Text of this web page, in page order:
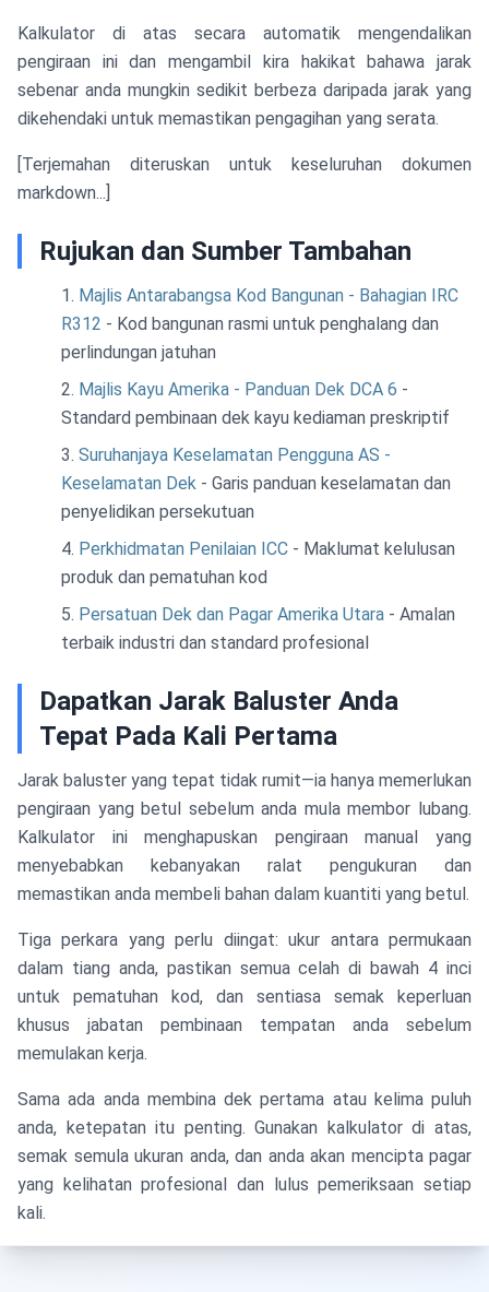
Kalkulator di atas secara automatik mengendalikan
pengiraan ini dan mengambil kira hakikat bahawa jarak
sebenar anda mungkin sedikit berbeza daripada jarak yang
dikehendaki untuk memastikan pengagihan yang serata.
[Terjemahan diteruskan untuk keseluruhan dokumen
markdown...]
Rujukan dan Sumber Tambahan
Majlis Antarabangsa Kod Bangunan - Bahagian IRC
R312 - Kod bangunan rasmi untuk penghalang dan
perlindungan jatuhan
Majlis Kayu Amerika - Panduan Dek DCA 6 -
Standard pembinaan dek kayu kediaman preskriptif
Suruhanjaya Keselamatan Pengguna AS -
Keselamatan Dek - Garis panduan keselamatan dan
penyelidikan persekutuan
Perkhidmatan Penilaian ICC - Maklumat kelulusan
produk dan pematuhan kod
Persatuan Dek dan Pagar Amerika Utara - Amalan
terbaik industri dan standard profesional
Dapatkan Jarak Baluster Anda
Tepat Pada Kali Pertama
Jarak baluster yang tepat tidak rumit—ia hanya memerlukan
pengiraan yang betul sebelum anda mula membor lubang.
Kalkulator ini menghapuskan pengiraan manual yang
menyebabkan kebanyakan ralat pengukuran dan
memastikan anda membeli bahan dalam kuantiti yang betul.
Tiga perkara yang perlu diingat: ukur antara permukaan
dalam tiang anda, pastikan semua celah di bawah 4 inci
untuk pematuhan kod, dan sentiasa semak keperluan
khusus jabatan pembinaan tempatan anda sebelum
memulakan kerja.
Sama ada anda membina dek pertama atau kelima puluh
anda, ketepatan itu penting. Gunakan kalkulator di atas,
semak semula ukuran anda, dan anda akan mencipta pagar
yang kelihatan profesional dan lulus pemeriksaan setiap
kali.